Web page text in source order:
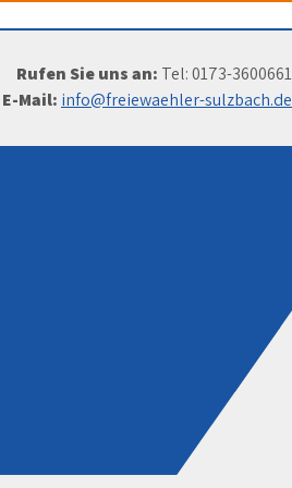
Rufen Sie uns an: Tel: 0173-3600661
Mail: info@freiewaehler-sulzbach.de